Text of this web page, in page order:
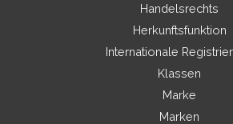
Handelsrechts
Herkunftsfunktion
Internationale
Klassen
Marke
Marken